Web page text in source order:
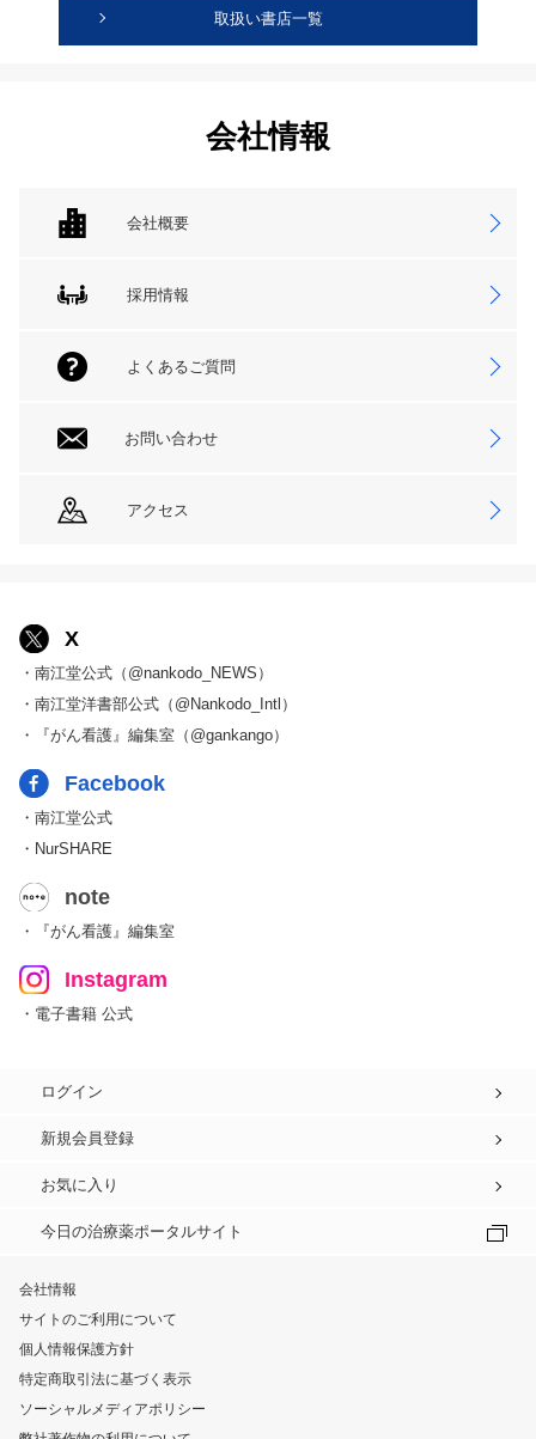
取扱い書店一覧
会社情報
会社概要
採用情報
よくあるご質問
お問い合わせ
アクセス
X
・南江堂公式（@nankodo_NEWS）
・南江堂洋書部公式（@Nankodo_Intl）
・『がん看護』編集室（@gankango）
Facebook
・南江堂公式
・NurSHARE
note
・『がん看護』編集室
Instagram
・電子書籍 公式
ログイン
新規会員登録
お気に入り
今日の治療薬ポータルサイト
会社情報
サイトのご利用について
個人情報保護方針
特定商取引法に基づく表示
ソーシャルメディアポリシー